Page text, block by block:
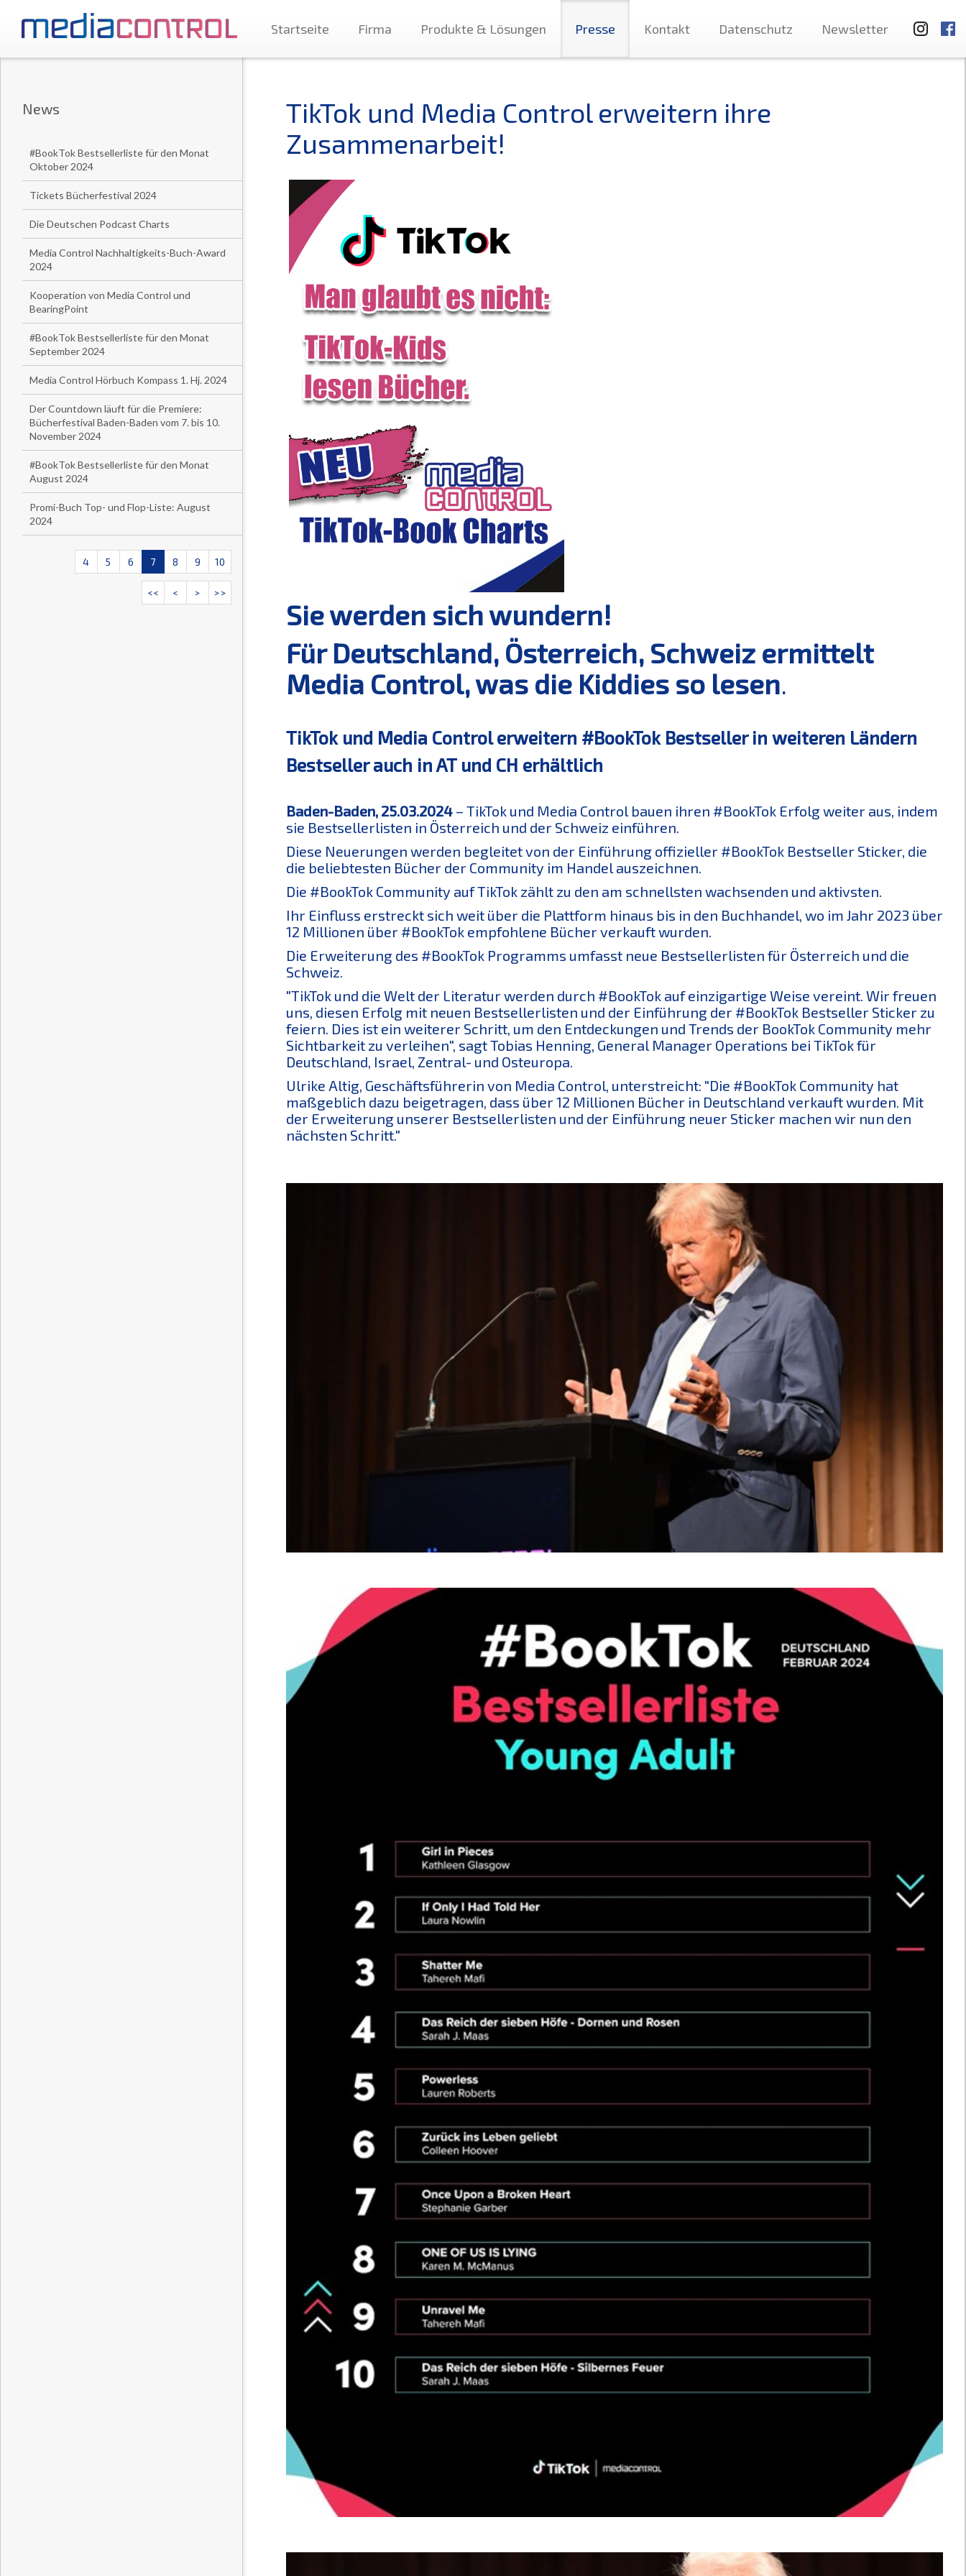
Startseite Firma Produkte & Lösungen Presse Kontakt Datenschutz Newsletter
News
#BookTok Bestsellerliste für den Monat
Oktober 2024
Tickets Bücherfestival 2024
Die Deutschen Podcast Charts
Media Control Nachhaltigkeits-Buch-Award
2024
Kooperation von Media Control und
BearingPoint
#BookTok Bestsellerliste für den Monat
September 2024
Media Control Hörbuch Kompass 1. Hj. 2024
Der Countdown läuft für die Premiere:
Bücherfestival Baden-Baden vom 7. bis 10.
November 2024
#BookTok Bestsellerliste für den Monat
August 2024
Promi-Buch Top- und Flop-Liste: August
2024
4 5 6 7 8 9 10
<< < > >>
TikTok und Media Control erweitern ihre
Zusammenarbeit!
Sie werden sich wundern!
Für Deutschland, Österreich, Schweiz ermittelt
Media Control, was die Kiddies so lesen.
TikTok und Media Control erweitern #BookTok Bestseller in weiteren Ländern
Bestseller auch in AT und CH erhältlich
Baden-Baden, 25.03.2024– TikTok und Media Control bauen ihren #BookTok Erfolg weiter aus, indem
sie Bestsellerlisten in Österreich und der Schweiz einführen.
Diese Neuerungen werden begleitet von der Einführung offizieller #BookTok Bestseller Sticker, die
die beliebtesten Bücher der Community im Handel auszeichnen.
Die #BookTok Community auf TikTok zählt zu den am schnellsten wachsenden und aktivsten.
Ihr Einfluss erstreckt sich weit über die Plattform hinaus bis in den Buchhandel, wo im Jahr 2023 über
12 Millionen über #BookTok empfohlene Bücher verkauft wurden.
Die Erweiterung des #BookTok Programms umfasst neue Bestsellerlisten für Österreich und die
Schweiz.
"TikTok und die Welt der Literatur werden durch #BookTok auf einzigartige Weise vereint. Wir freuen
uns, diesen Erfolg mit neuen Bestsellerlisten und der Einführung der #BookTok Bestseller Sticker zu
feiern. Dies ist ein weiterer Schritt, um den Entdeckungen und Trends der BookTok Community mehr
Sichtbarkeit zu verleihen", sagt Tobias Henning, General Manager Operations bei TikTok für
Deutschland, Israel, Zentral- und Osteuropa.
Ulrike Altig, Geschäftsführerin von Media Control, unterstreicht: "Die #BookTok Community hat
maßgeblich dazu beigetragen, dass über 12 Millionen Bücher in Deutschland verkauft wurden. Mit
der Erweiterung unserer Bestsellerlisten und der Einführung neuer Sticker machen wir nun den
nächsten Schritt."